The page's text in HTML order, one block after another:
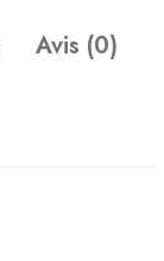
Avis (0)